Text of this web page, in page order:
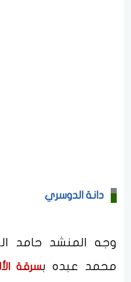
دانة الدوسري
وجه المنشد حامد
محمد عبده بسرقة